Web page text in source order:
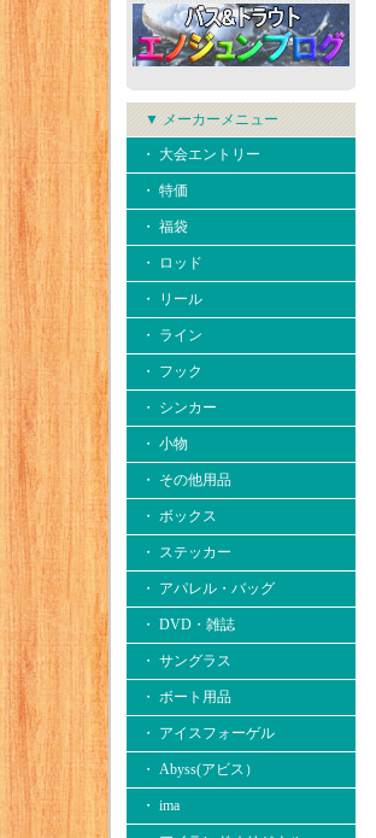
▼ メーカーメニュー
・ 大会エントリー
・ 特価
・ 福袋
・ ロッド
・ リール
・ ライン
・ フック
・ シンカー
・ 小物
・ その他用品
・ ボックス
・ ステッカー
・ アパレル・バッグ
・ DVD・雑誌
・ サングラス
・ ボート用品
・ アイスフォーゲル
・ Abyss(アビス）
・ ima